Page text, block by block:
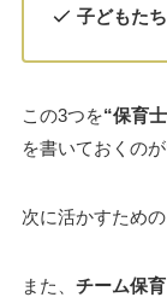
子どもた
この3つを“保育
を書いておくのが
次に活かすため
また、 チーム保